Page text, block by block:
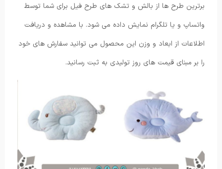
برترین طرح ها از بالش و تشک های طرح فیل برای شما توسط
واتساپ و یا تلگرام نمایش داده می شود. با مشاهده و دریافت
اطلاعات از ابعاد و وزن این محصول می توانید سفارش های خود
را بر مبنای قیمت های روز تولیدی به ثبت رسانید.